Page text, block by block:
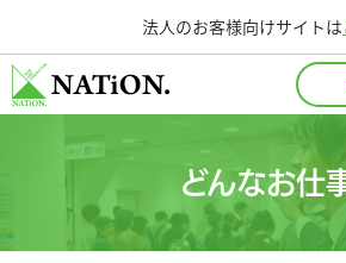
法人のお客様向けサイトは
どんなお仕